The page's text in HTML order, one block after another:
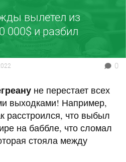
вылетел из
000$ и разбил
0
не перестает всех
выходками! Например,
расстроился, что выбыл
на баббле, что сломал
стояла между